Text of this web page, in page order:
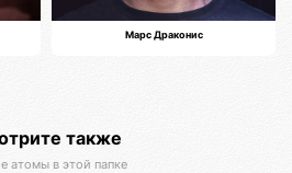
Марс Драконис
также
атомы в этой папке